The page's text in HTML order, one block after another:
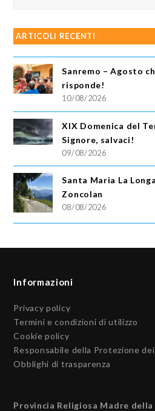
ARTICOLI RECENTI
Sanremo – Agosto
risponde!
10/08/2026
XIX Domenica del
Signore, salvaci!
09/08/2026
Santa Maria La
Zoncolan
08/08/2026
Informazioni
Privacy policy
Termini e condizioni di utilizzo
Cookie policy
Responsabile della Protezione
Obblighi di trasparenza
Provincia Religiosa Madre